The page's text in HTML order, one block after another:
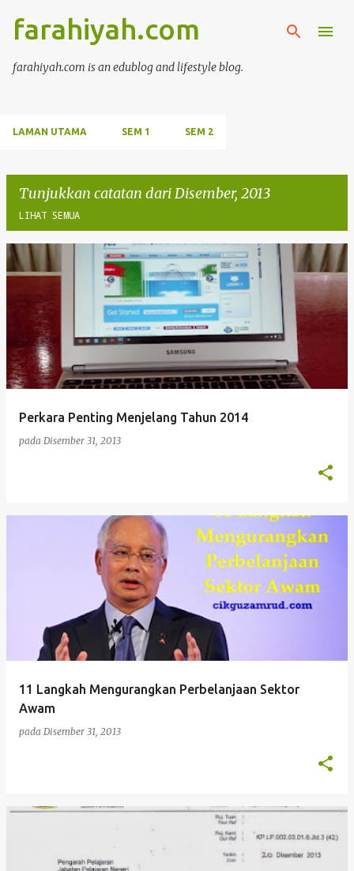
Langkau ke kandungan utama
farahiyah.com
farahiyah.com is an edublog and lifestyle blog.
LAMAN UTAMA SEM 1 SEM 2
Tunjukkan catatan dari Disember, 2013
LIHAT SEMUA
C
a
a
t
a
Perkara Penting Menjelang Tahun 2014
pada Disember 31, 2013
11 Langkah Mengurangkan Perbelanjaan Sektor
Awam
pada Disember 31, 2013